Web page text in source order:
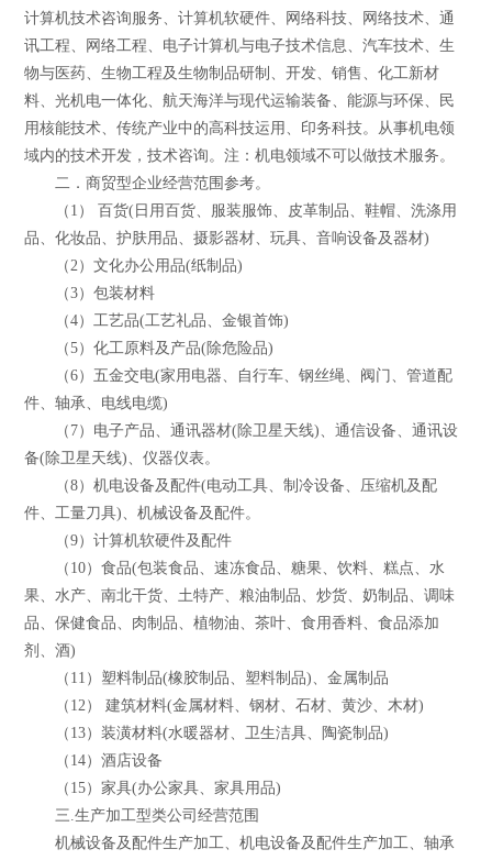
计算机技术咨询服务、计算机软硬件、网络科技、网络技术、通
讯工程、网络工程、电子计算机与电子技术信息、汽车技术、生
物与医药、生物工程及生物制品研制、开发、销售、化工新材
料、光机电一体化、航天海洋与现代运输装备、能源与环保、民
用核能技术、传统产业中的高科技运用、印务科技。从事机电领
域内的技术开发，技术咨询。注：机电领域不可以做技术服务。
二．商贸型企业经营范围参考。
（1） 百货(日用百货、服装服饰、皮革制品、鞋帽、洗涤用
品、化妆品、护肤用品、摄影器材、玩具、音响设备及器材)
（2）文化办公用品(纸制品)
（3）包装材料
（4）工艺品(工艺礼品、金银首饰)
（5）化工原料及产品(除危险品)
（6）五金交电(家用电器、自行车、钢丝绳、阀门、管道配
件、轴承、电线电缆)
（7）电子产品、通讯器材(除卫星天线)、通信设备、通讯设
备(除卫星天线)、仪器仪表。
（8）机电设备及配件(电动工具、制冷设备、压缩机及配
件、工量刀具)、机械设备及配件。
（9）计算机软硬件及配件
（10）食品(包装食品、速冻食品、糖果、饮料、糕点、水
果、水产、南北干货、土特产、粮油制品、炒货、奶制品、调味
品、保健食品、肉制品、植物油、茶叶、食用香料、食品添加
剂、酒)
（11）塑料制品(橡胶制品、塑料制品)、金属制品
（12） 建筑材料(金属材料、钢材、石材、黄沙、木材)
（13）装潢材料(水暖器材、卫生洁具、陶瓷制品)
（14）酒店设备
（15）家具(办公家具、家具用品)
三.生产加工型类公司经营范围
机械设备及配件生产加工、机电设备及配件生产加工、轴承